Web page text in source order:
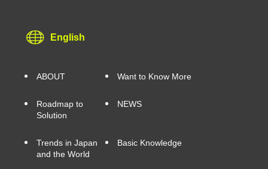
English
ABOUT Want to Know More
Roadmap to
Solution
NEWS
Trends in Japan
and the World
Basic Knowledge